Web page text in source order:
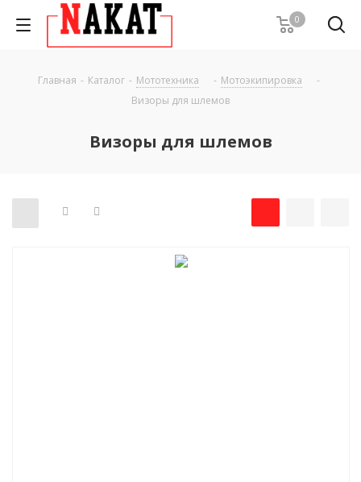
0
Главная - Каталог - Мототехника - Мотоэкипировка
-
Визоры для шлемов
Визоры для шлемов